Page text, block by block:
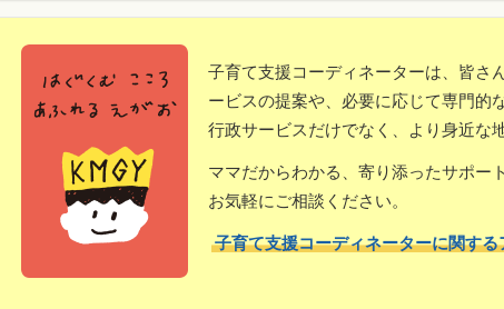
子育て支援コーディネーターは、皆さ
ービスの提案や、必要に応じて専門的
行政サービスだけでなく、より身近な
ママだからわかる、寄り添ったサポー
お気軽にご相談ください。
子育て支援コーディネーターに関す